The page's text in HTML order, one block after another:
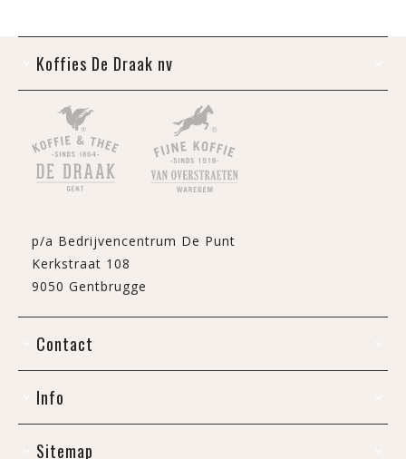
Koffies De Draak nv
p/a Bedrijvencentrum De Punt
Kerkstraat 108
9050 Gentbrugge
Contact
Info
Sitemap